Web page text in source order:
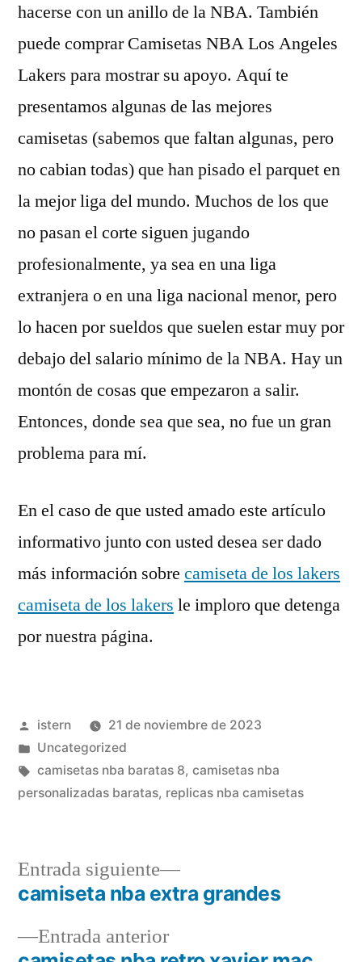
hacerse con un anillo de la NBA. También
puede comprar Camisetas NBA Los Angeles
Lakers para mostrar su apoyo. Aquí te
presentamos algunas de las mejores
camisetas (sabemos que faltan algunas, pero
no cabian todas) que han pisado el parquet en
la mejor liga del mundo. Muchos de los que
no pasan el corte siguen jugando
profesionalmente, ya sea en una liga
extranjera o en una liga nacional menor, pero
lo hacen por sueldos que suelen estar muy por
debajo del salario mínimo de la NBA. Hay un
montón de cosas que empezaron a salir.
Entonces, donde sea que sea, no fue un gran
problema para mí.
En el caso de que usted amado este artículo
informativo junto con usted desea ser dado
más información sobre camiseta de los lakers
camiseta de los lakers le imploro que detenga
por nuestra página.
Publicado
por
istern
21 de noviembre de 2023
Publicado
en
Uncategorized
Etiquetas:
camisetas nba baratas 8, camisetas nba
personalizadas baratas, replicas nba camisetas
Navegación
deEntrada anteriorEntrada
Entrada siguiente
Entrada
siguiente:
camiseta nba extra grandes